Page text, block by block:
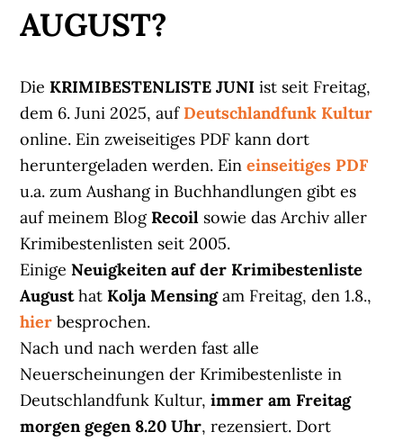
AUGUST?
DieKRIMIBESTENLISTE JUNI ist seit Freitag,
dem 6. Juni 2025, auf Deutschlandfunk Kultur
online. Ein zweiseitiges PDF kann dort
heruntergeladen werden. Eineinseitiges PDF
u.a. zum Aushang in Buchhandlungen gibt es
auf meinem BlogRecoil sowie das Archiv aller
Krimibestenlisten seit 2005.
EinigeNeuigkeiten auf der Krimibestenliste
AugusthatKolja Mensingam Freitag, den 1.8.,
hier besprochen.
Nach und nach werden fast alle
Neuerscheinungen der Krimibestenliste in
Deutschlandfunk Kultur,immer am Freitag
morgen gegen 8.20 Uhr, rezensiert. Dort